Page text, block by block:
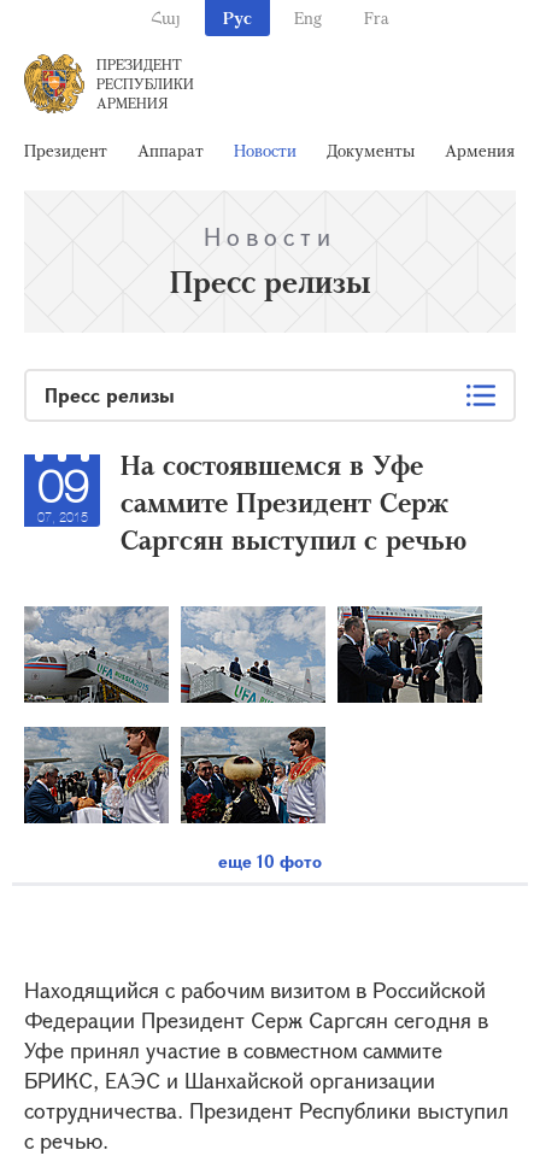
Հայ Рус Eng Fra
ПРЕЗИДЕНТ
РЕСПУБЛИКИ
АРМЕНИЯ
Президент Аппарат Новости Документы Армения
Новости
Пресс релизы
Пресс релизы
09
07, 2015
На состоявшемся в Уфе
саммите Президент Серж
Саргсян выступил с речью
еще 10 фото
Находящийся с рабочим визитом в Российской
Федерации Президент Серж Саргсян сегодня в
Уфе принял участие в совместном саммите
БРИКС, ЕАЭС и Шанхайской организации
сотрудничества. Президент Республики выступил
с речью.